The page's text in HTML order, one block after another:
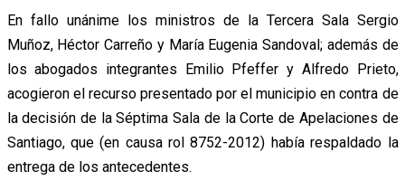
En fallo unánime los ministros de la Tercera Sala Sergio
Muñoz, Héctor Carreño y María Eugenia Sandoval; además de
los abogados integrantes Emilio Pfeffer y Alfredo Prieto,
acogieron el recurso presentado por el municipio en contra de
la decisión de la Séptima Sala de la Corte de Apelaciones de
Santiago, que (en causa rol 8752-2012) había respaldado la
entrega de los antecedentes.